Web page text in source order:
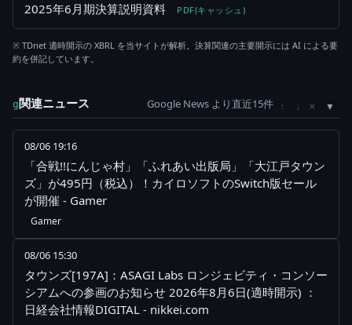
2025年6月期決算説明資料 PDF(キャッシュ)
※ TDnet 適時開示の XBRL を当サイトが解析。決算関連の主要開示には AI による要
約を併記しています。
g関連ニュース Google News より直近15件 ↑ ↓ ×
08/06 19:16
「合戦!!にんじゃ村」「ふれあい出版局」「大江戸タウン
ズ」が495円（税込）！カイロソフトのSwitch版セール
が開催 - Gamer
Gamer
08/06 15:30
タウンズ[197A]：ASAGI Labs ロンジェビティ・コンソー
シアムへの参画のお知らせ 2026年8月6日(適時開示) ：
日経会社情報DIGITAL - nikkei.com